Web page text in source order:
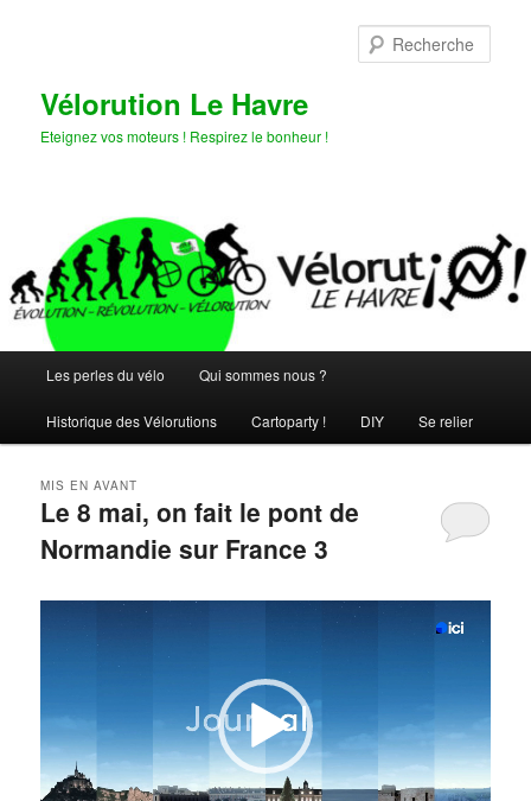
Vélorution Le Havre
Eteignez vos moteurs ! Respirez le bonheur !
principal
Les perles du vélo Qui sommes nous ?
Historique des Vélorutions Cartoparty ! DIY Se relier
Le 8 mai, on fait le pont de
Normandie sur France 3
MIS EN AVANT